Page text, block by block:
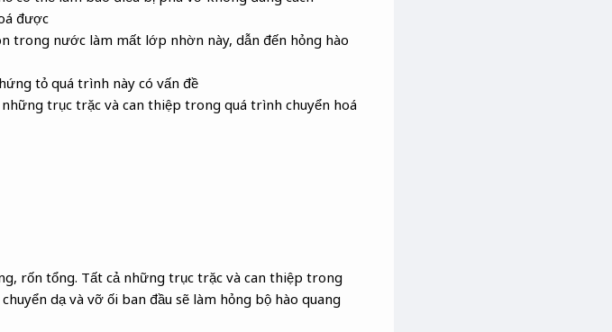
được
trong nước làm mất lớp nhờn này, dẫn đến hỏng hào
tỏ quá trình này có vấn đề
trục trặc và can thiệp trong quá trình chuyển hoá
rốn tổng. Tất cả những trục trặc và can thiệp trong
dạ và vỡ ối ban đầu sẽ làm hỏng bộ hào quang